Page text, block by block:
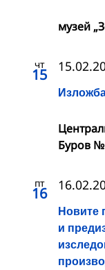
музей
чт
15
Буров №
пт
16
Новите
и